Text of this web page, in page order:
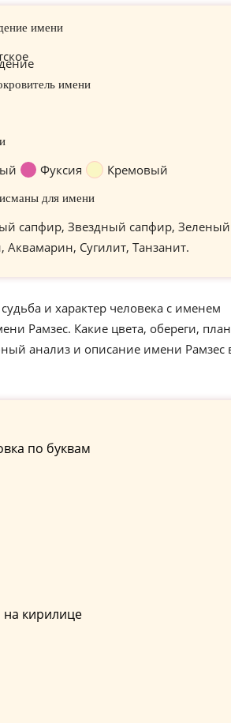
имени
имени
Фуксия Кремовый
для имени
сапфир, Звездный сапфир, Зеленый
Аквамарин, Сугилит, Танзанит.
и характер человека с именем
Рамзес. Какие цвета, обереги,
анализ и описание имени Рамзес
по буквам
кирилице